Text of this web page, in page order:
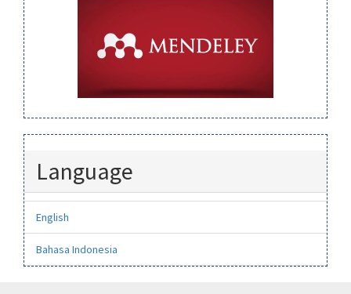
Language
English
Bahasa Indonesia